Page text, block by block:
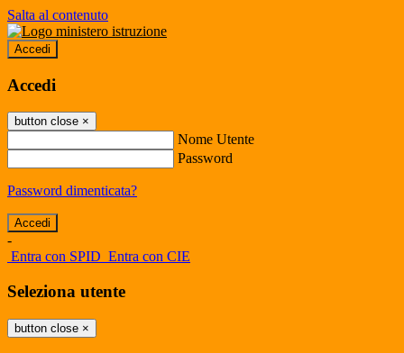
Salta al contenuto
Accedi
Accedi
button close ×
Nome Utente
Password
Password dimenticata?
-
Entra con SPID Entra con CIE
Seleziona utente
button close ×